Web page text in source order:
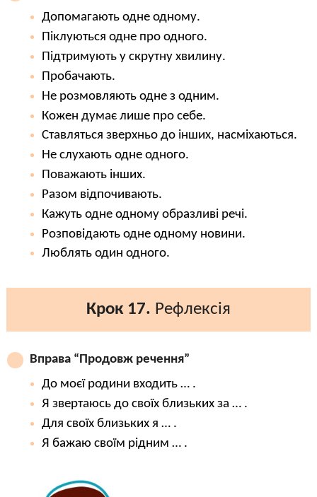
Допомагають одне одному.
Піклуються одне про одного.
Підтримують у скрутну хвилину.
Пробачають.
Не розмовляють одне з одним.
Кожен думає лише про себе.
Ставляться зверхньо до інших, насміхаються.
Не слухають одне одного.
Поважають інших.
Разом відпочивають.
Кажуть одне одному образливі речі.
Розповідають одне одному новини.
Люблять один одного.
Крок 17. Рефлексія
Вправа “Продовж речення”
До моєї родини входить … .
Я звертаюсь до своїх близьких за … .
Для своїх близьких я … .
Я бажаю своїм рідним … .